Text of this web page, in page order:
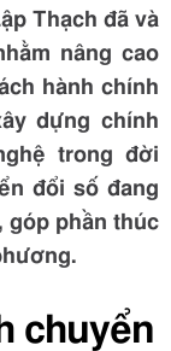
Thạch đã và
nâng cao
hành chính
dựng chính
trong đời
đổi số đang
góp phần thúc
chuyển